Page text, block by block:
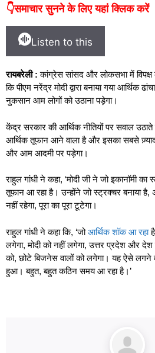
👇समाचार सुनने के लिए यहां क्लिक करें
Listen to this
रायबरेली : कांग्रेस सांसद और लोकसभा में विपक्ष
कि पीएम नरेंद्र मोदी द्वारा बनाया गया आर्थिक
नुकसान आम लोगों को उठाना पड़ेगा।
केंद्र सरकार की आर्थिक नीतियों पर सवाल उठाते
आर्थिक तूफान आने वाला है और इसका सबसे
और आम आदमी पर पड़ेगा।
राहुल गांधी ने कहा, ‘मोदी जी ने जो इकानॉमी
तूफान आ रहा है। उन्होंने जो स्ट्रक्चर बनाया है,
नहीं रहेगा, पूरा का पूरा टूटेगा।
राहुल गांधी ने कहा कि, ‘जोआर्थिक शॉक आ रहा
लगेगा, मोदी को नहीं लगेगा, उत्तर प्रदेश और
को, छोटे बिजनेस वालों को लगेगा। यह ऐसे लगने
हुआ। बहुत, बहुत कठिन समय आ रहा है।’